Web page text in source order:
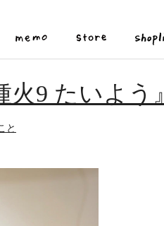
9 たいよう』
と